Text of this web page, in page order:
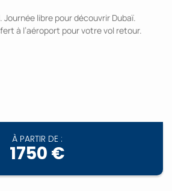
Journée libre pour découvrir Dubaï.
à l’aéroport pour votre vol retour.
À PARTIR DE :
1750 €